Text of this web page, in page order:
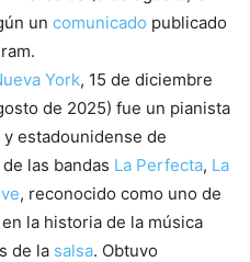
un comunicado publicado
York, 15 de diciembre
de 2025) fue un pianista
estadounidense de
las bandas La Perfecta, La
, reconocido como uno de
la historia de la música
de la salsa. Obtuvo